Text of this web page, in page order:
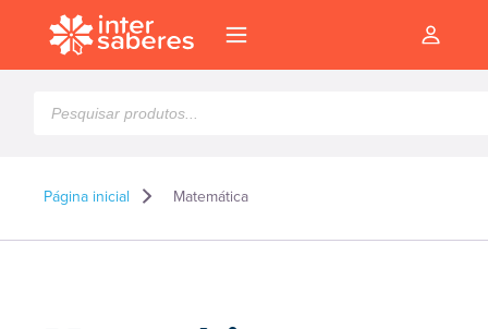
produtos
Página inicial Matemática